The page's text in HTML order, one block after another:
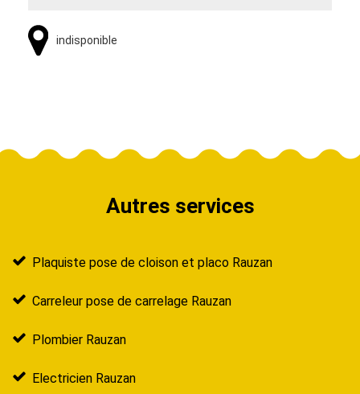
indisponible
Autres services
Plaquiste pose de cloison et placo Rauzan
Carreleur pose de carrelage Rauzan
Plombier Rauzan
Electricien Rauzan